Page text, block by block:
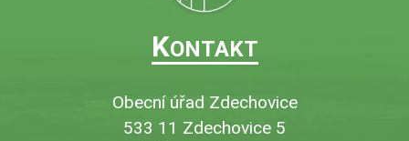
KONTAKT
Obecní úřad Zdechovice
533 11 Zdechovice 5